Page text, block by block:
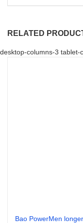
RELATED
desktop-columns-3 tablet-
Bao PowerMen